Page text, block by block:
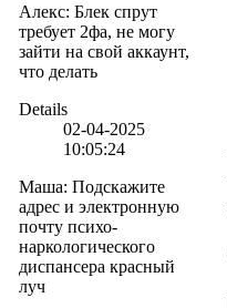
Алекс: Блек спрут
требует 2фа, не могу
зайти на свой аккаунт,
что делать
Details
02-04-2025
10:05:24
Маша: Подскажите
адрес и электронную
почту психо-
наркологического
диспансера красный
луч